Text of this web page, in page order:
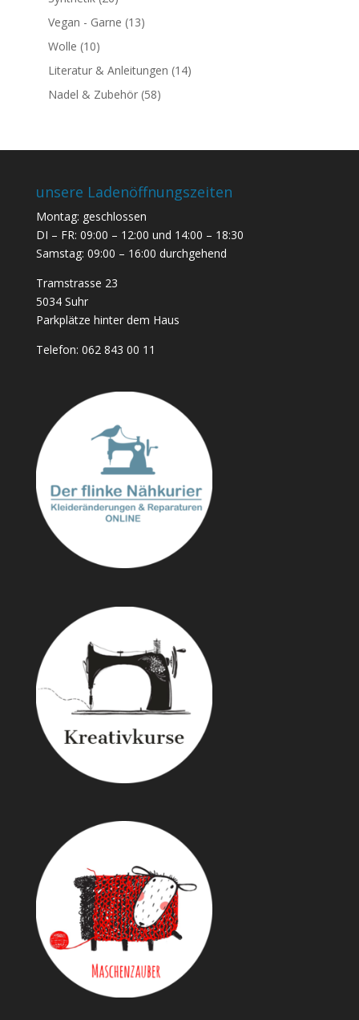
Vegan - Garne (13)
Wolle (10)
Literatur & Anleitungen (14)
Nadel & Zubehör (58)
unsere Ladenöffnungszeiten
Montag: geschlossen
DI – FR: 09:00 – 12:00 und 14:00 – 18:30
Samstag: 09:00 – 16:00 durchgehend
Tramstrasse 23
5034 Suhr
Parkplätze hinter dem Haus
Telefon: 062 843 00 11